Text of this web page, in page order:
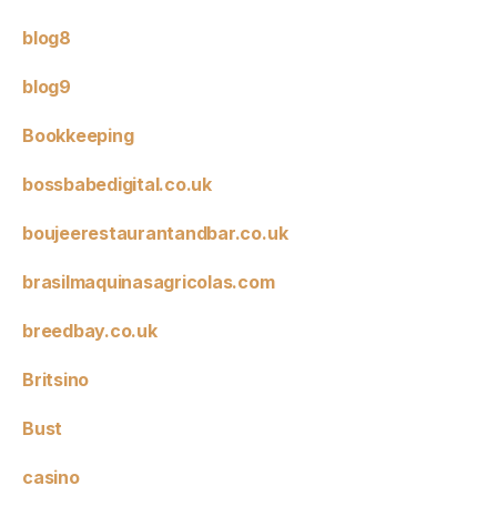
blog8
blog9
Bookkeeping
bossbabedigital.co.uk
boujeerestaurantandbar.co.uk
brasilmaquinasagricolas.com
breedbay.co.uk
Britsino
Bust
casino